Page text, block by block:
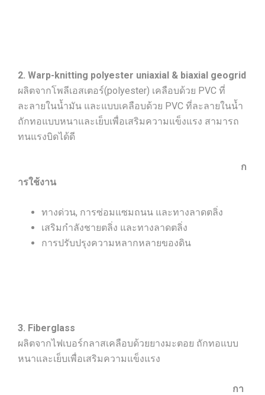
2. Warp-knitting polyester uniaxial & biaxial geogrid
ผลิตจากโพลีเอสเตอร์(polyester) เคลือบด้วย PVC ที่
ละลายในน้ำมัน และแบบเคลือบด้วย PVC ที่ละลายในน้ำ
ถักทอแบบหนาและเย็บเพื่อเสริมความแข็งแรง สามารถ
ทนแรงบิดได้ดี
ก
ารใช้งาน
ทางด่วน, การซ่อมแซมถนน และทางลาดตลิ่ง
เสริมกำลังชายตลิ่ง และทางลาดตลิ่ง
การปรับปรุงความหลากหลายของดิน
3. Fiberglass
ผลิตจากไฟเบอร์กลาสเคลือบด้วยยางมะตอย ถักทอแบบ
หนาและเย็บเพื่อเสริมความแข็งแรง
กา